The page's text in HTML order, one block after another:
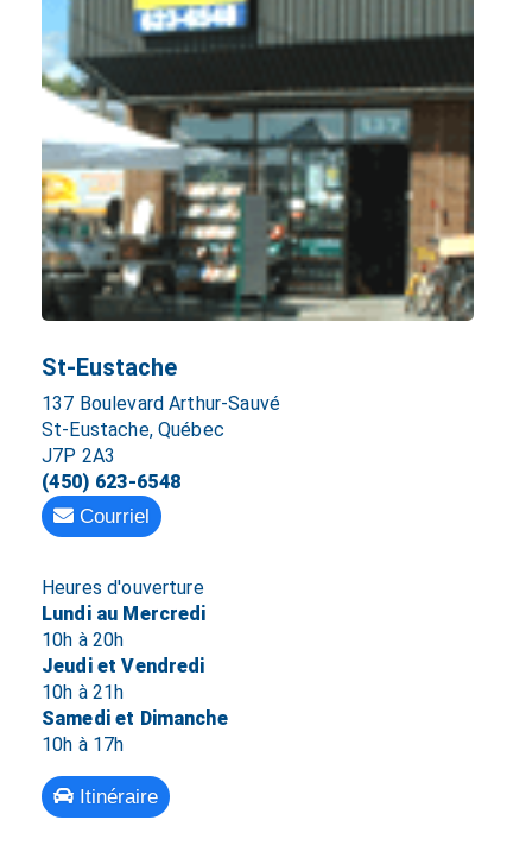
St-Eustache
137 Boulevard Arthur-Sauvé
St-Eustache, Québec
J7P 2A3
(450) 623-6548
Courriel
Heures d'ouverture
Lundi au Mercredi
10h à 20h
Jeudi et Vendredi
10h à 21h
Samedi et Dimanche
10h à 17h
Itinéraire